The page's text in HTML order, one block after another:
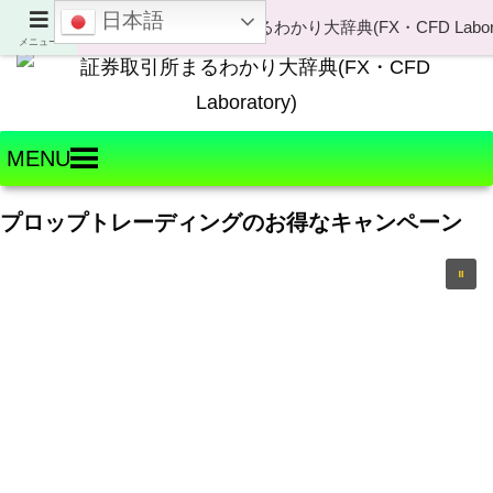
Welcome to FX・CFD Laboratory!
MENU
プロップトレーディングのお得なキャンペーン
メニュー
日本語